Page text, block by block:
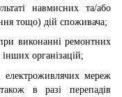
навмисних та/або
тощо) дій споживача;
виконанні ремонтних
організацій;
електроживлячих мереж
в разі перепадів